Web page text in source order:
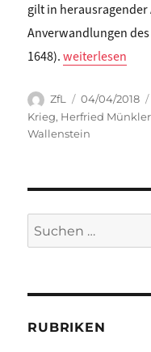
gilt in
Anverwandlungen
1648).„Claude Haas:
weiterlesen
Autor
ZfL
Veröffentlicht
am
04/04/2018
Krieg, Herfried Münkler
Wallenstein
Suchen
nach:
RUBRIKEN